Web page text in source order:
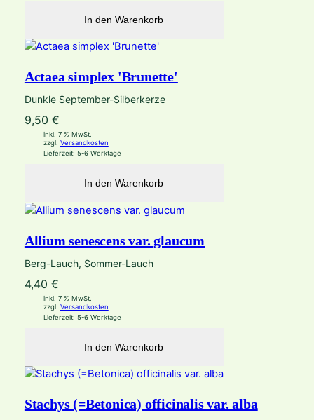
In den Warenkorb
Actaea simplex 'Brunette'
Dunkle September-Silberkerze
9,50 €
inkl. 7 % MwSt.
zzgl. Versandkosten
Lieferzeit: 5-6 Werktage
In den Warenkorb
Allium senescens var. glaucum
Berg-Lauch, Sommer-Lauch
4,40 €
inkl. 7 % MwSt.
zzgl. Versandkosten
Lieferzeit: 5-6 Werktage
In den Warenkorb
Stachys (=Betonica) officinalis var. alba